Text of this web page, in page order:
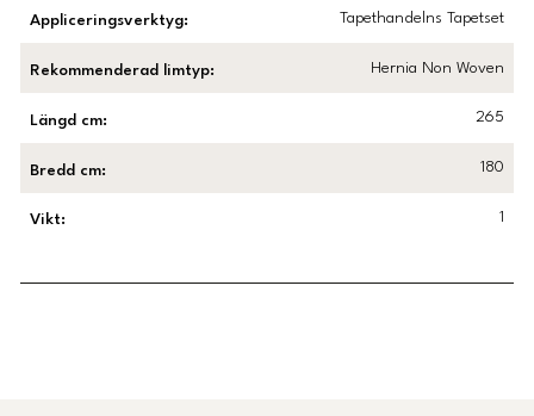
Appliceringsverktyg: Tapethandelns Tapetset
Rekommenderad limtyp: Hernia Non Woven
Längd cm: 265
Bredd cm: 180
Vikt: 1